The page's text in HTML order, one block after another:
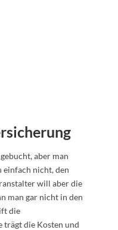
aber man
einfach nicht, den
will aber die
man gar nicht in den
die
trägt die Kosten und